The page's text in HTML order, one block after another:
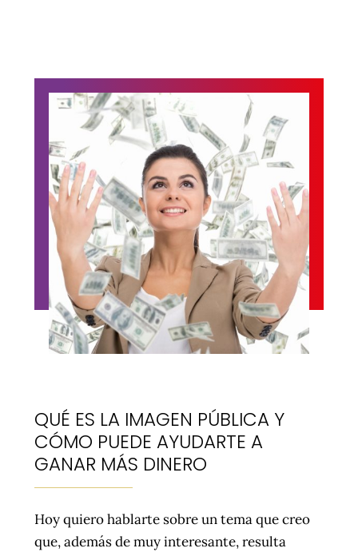
QUÉ ES LA IMAGEN PÚBLICA Y
CÓMO PUEDE AYUDARTE A
GANAR MÁS DINERO
Hoy quiero hablarte sobre un tema que creo
que, además de muy interesante, resulta